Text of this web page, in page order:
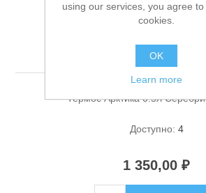
Аксессуары для
Термос
Серебристый
Термос Арктика 0.5л
Доступно: 4
1 350,00 ₽
using our services, you agree
cookies.
OK
Learn more